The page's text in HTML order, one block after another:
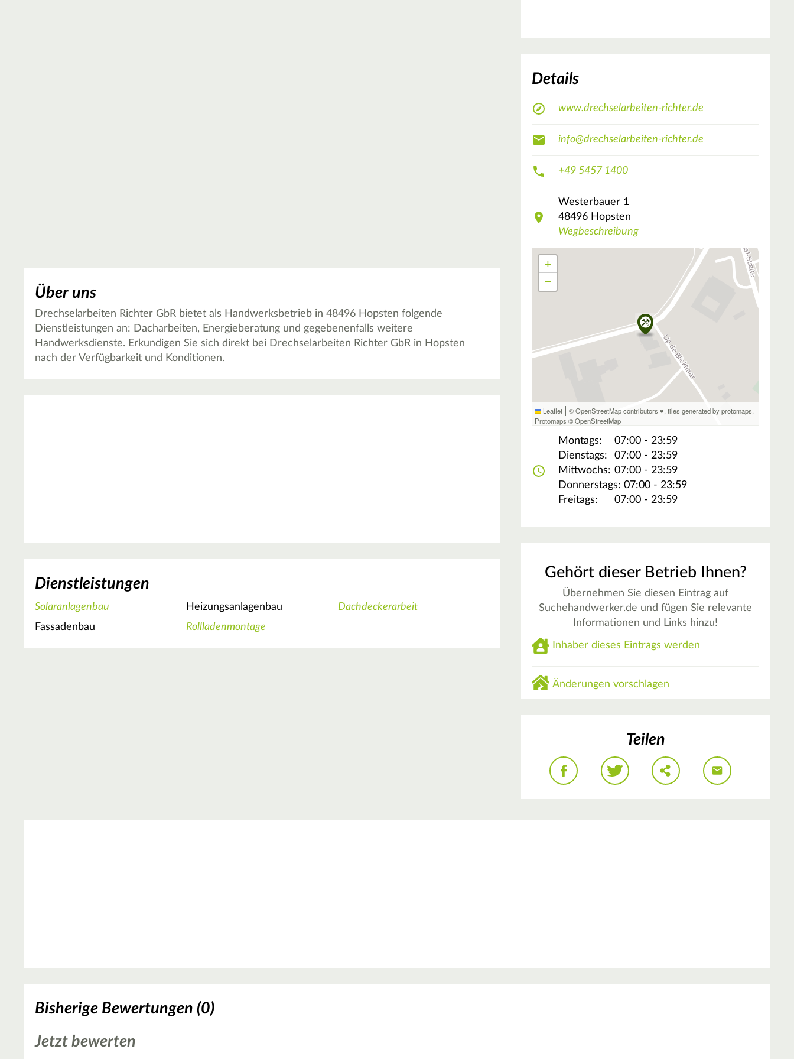
Über uns
Drechselarbeiten Richter GbR bietet als Handwerksbetrieb in 48496 Hopsten folgende
Dienstleistungen an: Dacharbeiten, Energieberatung und gegebenenfalls weitere
Handwerksdienste. Erkundigen Sie sich direkt bei Drechselarbeiten Richter GbR in Hopsten
nach der Verfügbarkeit und Konditionen.
Dienstleistungen
Solaranlagenbau Heizungsanlagenbau
Dachdeckerarbeit
Fassadenbau
Rollladenmontage
Details
www.drechselarbeiten-richter.de
info@drechselarbeiten-richter.de
+49 5457 1400
Westerbauer 1
48496 Hopsten
Wegbeschreibung
+
−
Leaflet | © OpenStreetMap contributors ♥,tiles generated by protomaps,
Protomaps ©OpenStreetMap
Montags:
07:00 - 23:59
Dienstags:
07:00 - 23:59
Mittwochs: 07:00 - 23:59
Donnerstags: 07:00 - 23:59
Freitags:
07:00 - 23:59
Gehört dieser Betrieb Ihnen?
Übernehmen Sie diesen Eintrag auf
Suchehandwerker.de und fügen Sie relevante
Informationen und Links hinzu!
Inhaber dieses Eintrags werden
Änderungen vorschlagen
Teilen
Bisherige Bewertungen (0)
Jetzt bewerten